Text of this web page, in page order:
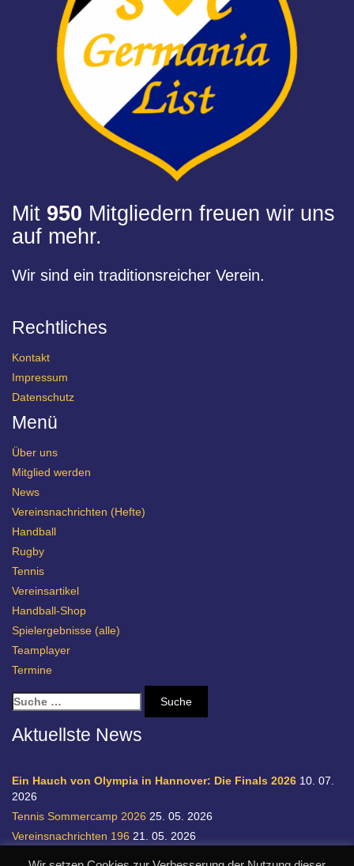
Mit 950 Mitgliedern freuen wir uns
auf mehr.
Wir sind ein traditionsreicher Verein.
Rechtliches
Kontakt
Impressum
Datenschutz
Menü
Über uns
Mitglied werden
News
Vereinsnachrichten (Hefte)
Handball
Rugby
Tennis
Vereinsartikel
Handball-Shop
Spielergebnisse (alle)
Teamplayer
Termine
S
u
c
n
a
c
:
Aktuellste News
Ein Hauch von Olympia in Hannover: Die Finals 2026 10. 07.
2026
Tennis Sommercamp 2026 25. 05. 2026
Vereinsnachrichten 196 21. 05. 2026